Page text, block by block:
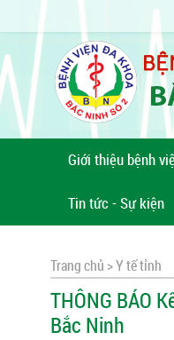
Giới thiệu bệnh
Tin tức - Sự kiện
Trang chủ >Y tế tỉnh
THÔNG BÁO
Bắc Ninh